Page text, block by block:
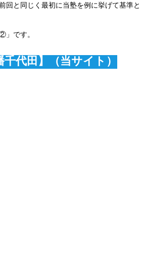
と同じく最初に当塾を例に挙げて基準と
」です。
代田】 （当サイト）